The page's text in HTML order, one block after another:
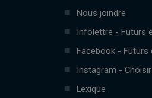
Nous joindre
Infolettre - Futurs
Facebook - Futurs
Instagram - Choisir
Lexique